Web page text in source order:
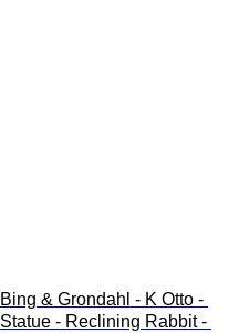
Bing & Grondahl - K Otto -
Statue - Reclining Rabbit -